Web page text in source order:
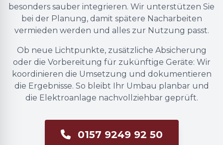
besonders sauber integrieren. Wir unterstützen Sie
bei der Planung, damit spätere Nacharbeiten
vermieden werden und alles zur Nutzung passt.
Ob neue Lichtpunkte, zusätzliche Absicherung
oder die Vorbereitung für zukünftige Geräte: Wir
koordinieren die Umsetzung und dokumentieren
die Ergebnisse. So bleibt Ihr Umbau planbar und
die Elektroanlage nachvollziehbar geprüft.
0157 9249 92 50